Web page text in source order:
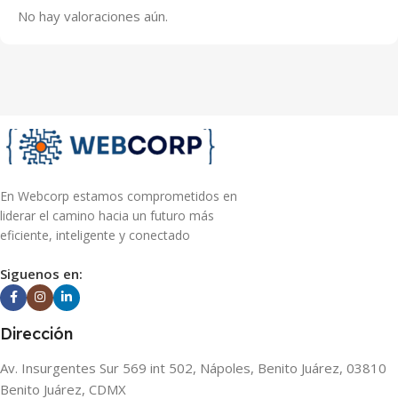
No hay valoraciones aún.
En Webcorp estamos comprometidos en
liderar el camino hacia un futuro más
eficiente, inteligente y conectado
Siguenos en:
Dirección
Av. Insurgentes Sur 569 int 502, Nápoles, Benito Juárez, 03810
Benito Juárez, CDMX